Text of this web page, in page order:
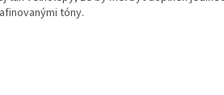
tóny.